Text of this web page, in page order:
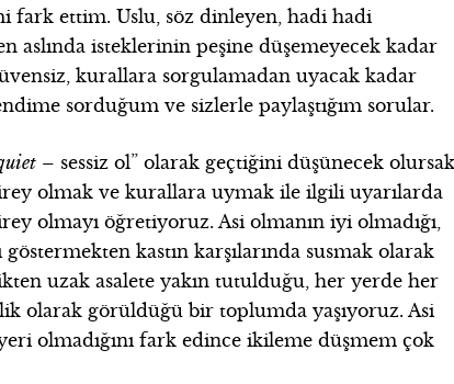
fark ettim. Uslu, söz dinleyen, hadi hadi
aslında isteklerinin peşine düşemeyecek kadar
kurallara sorgulamadan uyacak kadar
sorduğum ve sizlerle paylaştığım sorular.
– sessiz ol” olarak geçtiğini düşünecek
olmak ve kurallara uymak ile ilgili uyarılarda
olmayı öğretiyoruz. Asi olmanın iyi olmadığı,
kastın karşılarında susmak olarak
uzak asalete yakın tutulduğu, her yerde her
olarak görüldüğü bir toplumda yaşıyoruz. Asi
olmadığını fark edince ikileme düşmem çok